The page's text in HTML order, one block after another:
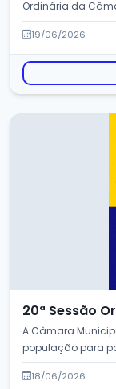
Ordinária da
presid&ecir...
19/06/2026
20ª Sessão
A Câmara
população para
ser&aac...
18/06/2026